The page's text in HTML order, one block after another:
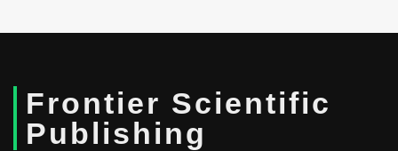
Frontier Scientific
Publishing